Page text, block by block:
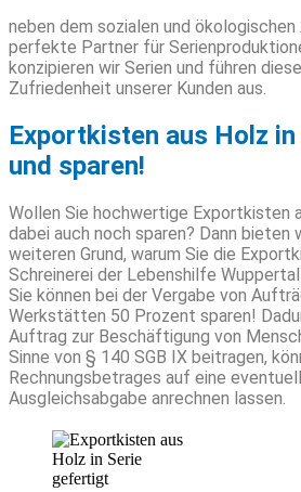
neben dem sozialen und
perfekte Partner für
konzipieren wir Serien und führen
Zufriedenheit unserer Kunden aus.
Exportkisten aus Holz
und sparen!
Wollen Sie hochwertige Exportkisten
dabei auch noch sparen? Dann bieten
weiteren Grund, warum Sie die
Schreinerei der Lebenshilfe
Sie können bei der Vergabe von
Werkstätten 50 Prozent sparen!
Auftrag zur Beschäftigung von
Sinne von § 140 SGB IX beitragen,
Rechnungsbetrages auf eine
Ausgleichsabgabe anrechnen lassen.